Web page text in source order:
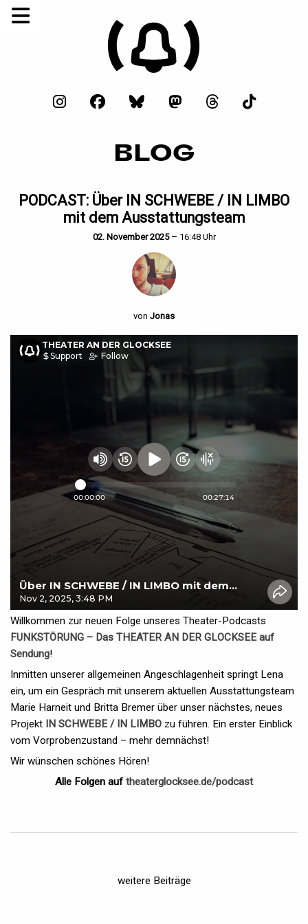
BLOG
PODCAST: Über IN SCHWEBE / IN LIMBO
mit dem Ausstattungsteam
02. November 2025 – 16:48 Uhr
von Jonas
Willkommen zur neuen Folge unseres Theater-Podcasts
FUNKSTÖRUNG – Das THEATER AN DER GLOCKSEE auf
Sendung!
Inmitten unserer allgemeinen Angeschlagenheit springt Lena
ein, um ein Gespräch mit unserem aktuellen Ausstattungsteam
Marie Harneit und Britta Bremer über unser nächstes, neues
Projekt IN SCHWEBE / IN LIMBO zu führen. Ein erster Einblick
vom Vorprobenzustand – mehr demnächst!
Wir wünschen schönes Hören!
Alle Folgen auf theaterglocksee.de/podcast
weitere Beiträge